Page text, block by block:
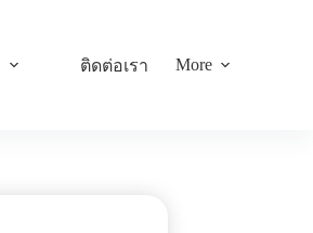
ติดต่อเรา More